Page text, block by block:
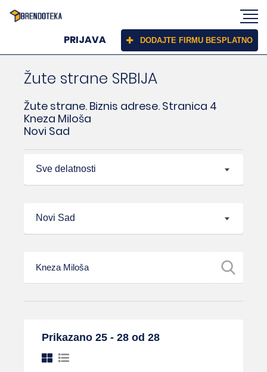
PRIJAVA DODAJTE FIRMU BESPLATNO
Žute strane SRBIJA
Žute strane. Biznis adrese. Stranica 4
Kneza Miloša
Novi Sad
Sve delatnosti
Novi Sad
Prikazano 25 - 28 od 28